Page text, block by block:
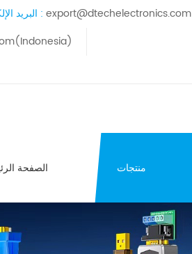
البريد الإلكتروني : export@dtechelectronics.com
الصفحة منتجات